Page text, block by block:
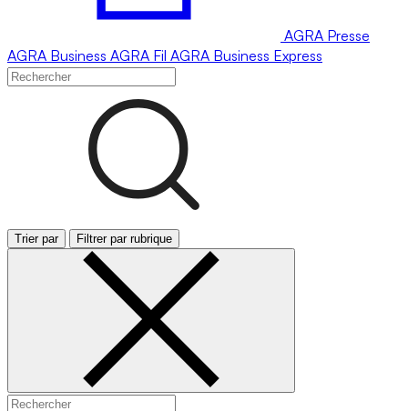
AGRA Presse
AGRA Business AGRA Fil AGRA Business Express
Trier par Filtrer par rubrique